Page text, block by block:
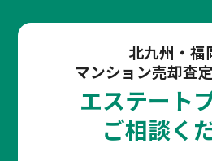
北九州・福
マンション売却査
エステート
ご相談く